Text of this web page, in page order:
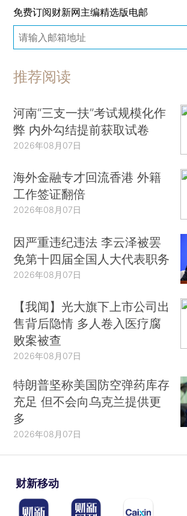
免费订阅财新网主编精选版电邮
推荐阅读
河南“三支一扶”考试规模化作
弊 内外勾结提前获取试卷
2026年08月07日
海外金融专才回流香港 外籍
工作签证翻倍
2026年08月07日
因严重违纪违法 李云泽被罢
免第十四届全国人大代表职务
2026年08月07日
【我闻】光大旗下上市公司出
售背后隐情 多人卷入医疗腐
败案被查
2026年08月07日
特朗普坚称美国防空弹药库存
充足 但不会向乌克兰提供更
多
2026年08月07日
财新移动